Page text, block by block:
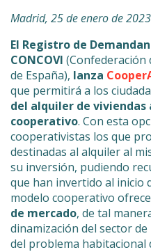
Madrid, 25 de enero de 2023
El Registro de
CONCOVI (Confederación
de España), lanza
que permitirá a los
del alquiler de
cooperativo. Con esta
cooperativistas los que
destinadas al alquiler al
su inversión, pudiendo
que han invertido al inicio
modelo cooperativo ofrece
de mercado, de tal
dinamización del sector
del problema habitacional